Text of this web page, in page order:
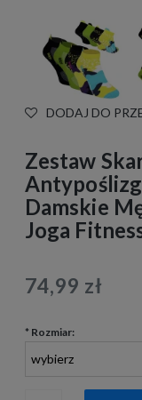
DODAJ DO
Zestaw
Damskie
Joga
74,99 zł
* Rozmiar: